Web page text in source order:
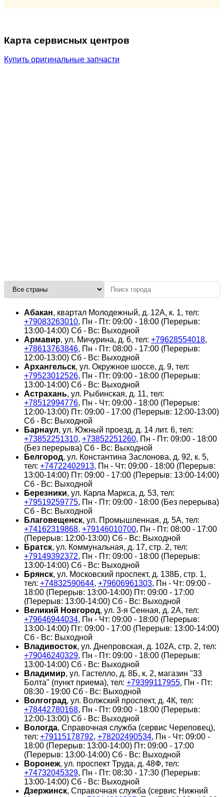
Карта сервисных центров
Купить оригинальные запчасти
Абакан, квартал Молодежный, д. 12А, к. 1, тел:
+79083263010, Пн - Пт: 09:00 - 18:00 (Перерыв:
13:00-14:00) Сб - Вс: Выходной
Армавир, ул. Мичурина, д. 6, тел: +79628554018,
+78613763846, Пн - Пт: 08:00 - 17:00 (Перерыв:
12:00-13:00) Сб - Вс: Выходной
Архангельск, ул. Окружное шоссе, д. 9, тел:
+79523012526, Пн - Пт: 09:00 - 18:00 (Перерыв:
13:00-14:00) Сб - Вс: Выходной
Астрахань, ул. Рыбинская, д. 11, тел:
+78512994776, Пн - Чт: 09:00 - 18:00 (Перерыв:
12:00-13:00) Пт: 09:00 - 17:00 (Перерыв: 12:00-13:00)
Сб - Вс: Выходной
Барнаул, ул. Южный проезд, д. 14 лит. 6, тел:
+73852251310, +73852251260, Пн - Пт: 09:00 - 18:00
(Без перерыва) Сб - Вс: Выходной
Белгород, ул. Константина Заслонова, д. 92, к. 5,
тел: +74722402913, Пн - Чт: 09:00 - 18:00 (Перерыв:
13:00-14:00) Пт: 09:00 - 17:00 (Перерыв: 13:00-14:00)
Сб - Вс: Выходной
Березники, ул. Карла Маркса, д. 53, тел:
+79519259775, Пн - Пт: 09:00 - 18:00 (Без перерыва)
Сб - Вс: Выходной
Благовещенск, ул. Промышленная, д. 5А, тел:
+74162319868, +79146010700, Пн - Пт: 08:00 - 17:00
(Перерыв: 12:00-13:00) Сб - Вс: Выходной
Братск, ул. Коммунальная, д. 17, стр. 2, тел:
+79149392372, Пн - Пт: 09:00 - 18:00 (Перерыв:
13:00-14:00) Сб - Вс: Выходной
Брянск, ул. Московский проспект, д. 138Б, стр. 1,
тел: +74832590644, +79606961303, Пн - Чт: 09:00 -
18:00 (Перерыв: 13:00-14:00) Пт: 09:00 - 17:00
(Перерыв: 13:00-14:00) Сб - Вс: Выходной
Великий Новгород, ул. 3-я Сенная, д. 2А, тел:
+79646944034, Пн - Чт: 09:00 - 18:00 (Перерыв:
13:00-14:00) Пт: 09:00 - 17:00 (Перерыв: 13:00-14:00)
Сб - Вс: Выходной
Владивосток, ул. Днепровская, д. 102А, стр. 2, тел:
+79046240329, Пн - Пт: 09:00 - 18:00 (Перерыв:
13:00-14:00) Сб - Вс: Выходной
Владимир, ул. Гастелло, д. 8Б, к. 2, магазин "33
Болта" (пункт приема), тел: +79399117955, Пн - Пт:
08:30 - 19:00 Сб - Вс: Выходной
Волгоград, ул. Волжский проспект, д. 4К, тел:
+78442780168, Пн - Пт: 09:00 - 18:00 (Перерыв:
12:00-13:00) Сб - Вс: Выходной
Вологда, Справочная служба (сервис Череповец),
тел: +79115178792, +78202490534, Пн - Чт: 09:00 -
18:00 (Перерыв: 13:00-14:00) Пт: 09:00 - 17:00
(Перерыв: 13:00-14:00) Сб - Вс: Выходной
Воронеж, ул. проспект Труда, д. 48Ф, тел:
+74732045329, Пн - Пт: 08:30 - 17:30 (Перерыв:
13:00-14:00) Сб - Вс: Выходной
Дзержинск, Справочная служба (сервис Нижний